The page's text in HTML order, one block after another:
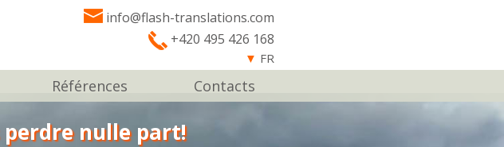
info@flash-translations.com
+420 495 426 168
▼ FR
Références Contacts
perdre nulle part!